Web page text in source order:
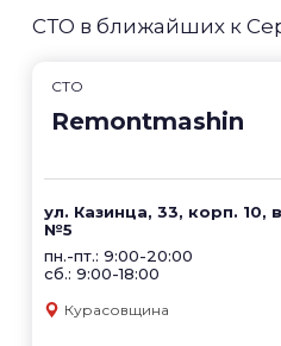
СТО в ближайших к
СТО
Remontmashin
ул. Казинца, 33, корп. 10,
№5
пн.-пт.: 9:00-20:00
сб.: 9:00-18:00
Курасовщина